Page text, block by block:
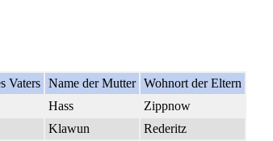
Vaters Name der Mutter Wohnort der Eltern
Hass
Zippnow
Klawun
Rederitz